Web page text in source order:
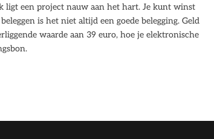
ligt een project nauw aan het hart. Je kunt winst
is het niet altijd een goede belegging. Geld
waarde aan 39 euro, hoe je elektronische